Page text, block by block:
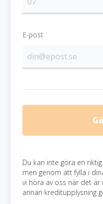
E-post
Du kan inte göra en
men genom att fylla i
vi höra av oss när det är
annan kreditupplysning